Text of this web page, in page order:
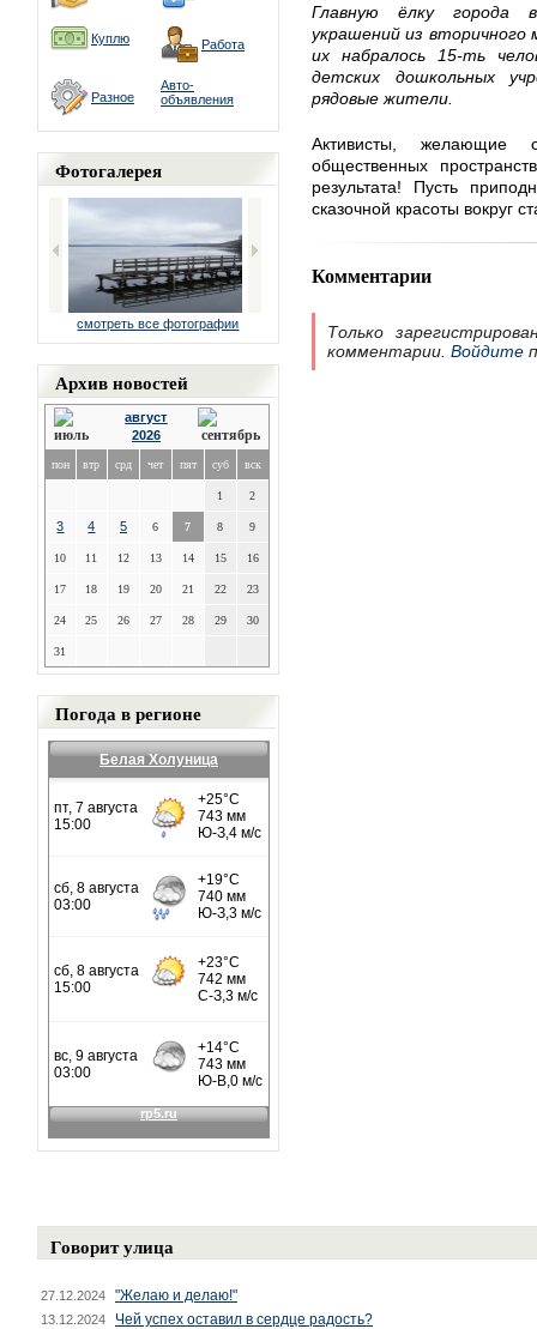
Куплю Работа
Разное
Авто-
объявления
Фотогалерея
смотреть все фотографии
Архив новостей
август
2026
пон втр срд чет пят суб вск
1 2
3 4 5 6 7 8 9
10 11 12 13 14 15 16
17 18 19 20 21 22 23
24 25 26 27 28 29 30
31
Погода в регионе
Белая Холуница
Главную ёлку города
украшений из
их набралось 15-ть
детских дошкольных
рядовые жители.
Активисты, желающие
общественных
результата! Пусть
сказочной красоты вокруг
Комментарии
Только
комментарии. Войдите
Говорит улица
27.12.2024 "Желаю и делаю!"
13.12.2024 Чей успех оставил в сердце радость?